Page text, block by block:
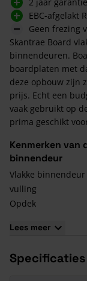
EBC-afgelakt
Geen frezing
Skantrae Board
binnendeuren.
boardplaten met
deze opbouw zijn
prijs. Echt een
vaak gebruikt op
prima geschikt
Kenmerken van
binnendeur
Vlakke
vulling
Opdek
2 jaar garantie
informatie
Lees meer
Specificaties